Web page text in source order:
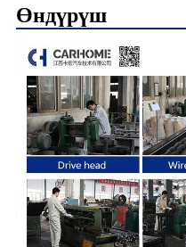
Өндүрүш